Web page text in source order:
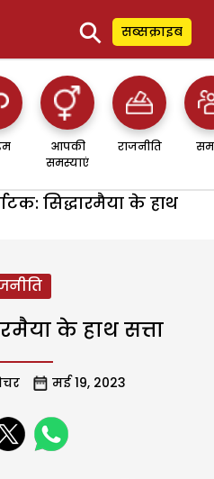
⚲ सब्सक्राइब
आपकी
समस्याएं
राजनीति
सिद्धारमैया के हाथ
के हाथ सत्ता
मई 19, 2023